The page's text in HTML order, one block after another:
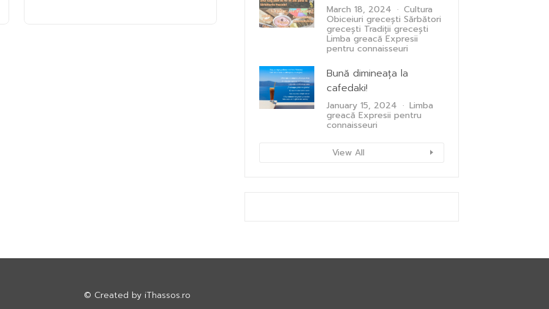
March 18, 2024 Cultura
Obiceiuri grecești Sărbători
grecești Tradiții grecești
Limba greacă Expresii
pentru connaisseuri
Bună dimineața la
cafedaki!
January 15, 2024 Limba
greacă Expresii pentru
connaisseuri
View All
© Created by iThassos.ro